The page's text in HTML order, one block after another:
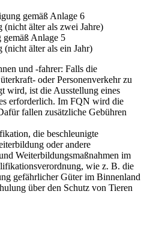
gemäß Anlage 6
(nicht älter als zwei Jahre)
gemäß Anlage 5
(nicht älter als ein Jahr)
und -fahrer: Falls die
oder Personenverkehr zu
wird, ist die Ausstellung eines
erforderlich. Im FQN wird die
fallen zusätzliche Gebühren
die beschleunigte
oder andere
Weiterbildungsmaßnahmen im
wie z. B. die
gefährlicher Güter im Binnenland
über den Schutz von Tieren